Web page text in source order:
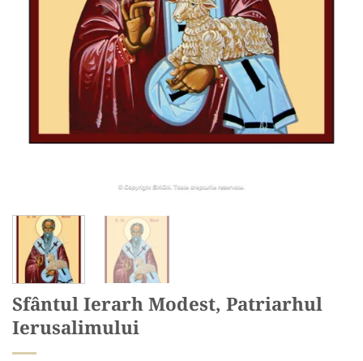
Sfântul Ierarh Modest, Patriarhul
Ierusalimului